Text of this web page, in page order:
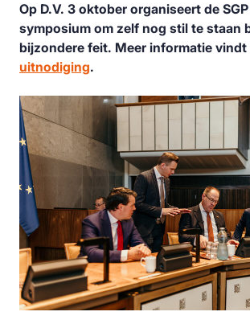
Op D.V. 3 oktober organiseert de
symposium om zelf nog stil te staan
bijzondere feit. Meer informatie vindt
uitnodiging.